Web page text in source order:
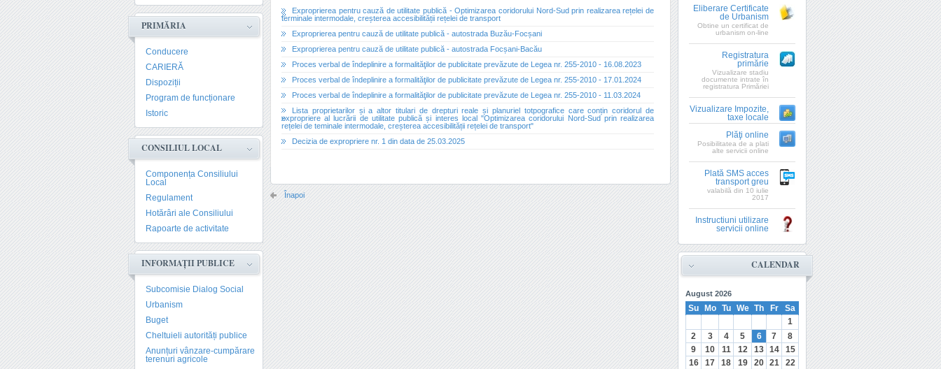
PRIMĂRIA
Conducere
CARIERĂ
Dispoziții
Program de funcționare
Istoric
CONSILIUL LOCAL
Componența Consiliului
Local
Regulament
Hotărâri ale Consiliului
Rapoarte de activitate
INFORMAȚII PUBLICE
Subcomisie Dialog Social
Urbanism
Buget
Cheltuieli autorități publice
Anunțuri vânzare-cumpărare
terenuri agricole
Exproprierea pentru cauză de utilitate publică - Optimizarea coridorului Nord-Sud prin realizarea rețelei de
terminale intermodale, creșterea accesibilității rețelei de transport
Exproprierea pentru cauză de utilitate publică - autostrada Buzău-Focșani
Exproprierea pentru cauză de utilitate publică - autostrada Focșani-Bacău
Proces verbal de îndeplinire a formalităţilor de publicitate prevăzute de Legea nr. 255-2010 - 16.08.2023
Proces verbal de îndeplinire a formalităţilor de publicitate prevăzute de Legea nr. 255-2010 - 17.01.2024
Proces verbal de îndeplinire a formalităţilor de publicitate prevăzute de Legea nr. 255-2010 - 11.03.2024
Lista proprietarilor și a altor titulari de drepturi reale și planuriel totpografice care conțin coridorul de
expropriere al lucrării de utilitate publică și interes local "Optimizarea coridorului Nord-Sud prin realizarea
rețelei de teminale intermodale, creșterea accesibilității rețelei de transport"
Decizia de expropriere nr. 1 din data de 25.03.2025
Înapoi
Eliberare Certificate
de Urbanism
Obtine un certificat de
urbanism on-line
Registratura
primărie
Vizualizare stadiu
documente intrate în
registratura Primăriei
Vizualizare Impozite,
taxe locale
Plăţi online
Posibilitatea de a plati
alte servicii online
Plată SMS acces
transport greu
valabilă din 10 iulie
2017
Instructiuni utilizare
servicii online
CALENDAR
August 2026
Su Mo Tu We Th Fr
Sa
1
2
3 4 5 6 7
8
9
10 11 12 13 14
15
16
17 18 19 20 21
22